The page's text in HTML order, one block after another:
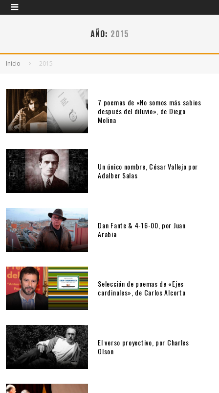
AÑO: 2015
Inicio 2015
7 poemas de «No somos más sabios
después del diluvio», de Diego
Molina
Un único nombre, César Vallejo por
Adalber Salas
Dan Fante & 4-16-00, por Juan
Arabia
Selección de poemas de «Ejes
cardinales», de Carlos Alcorta
El verso proyectivo, por Charles
Olson